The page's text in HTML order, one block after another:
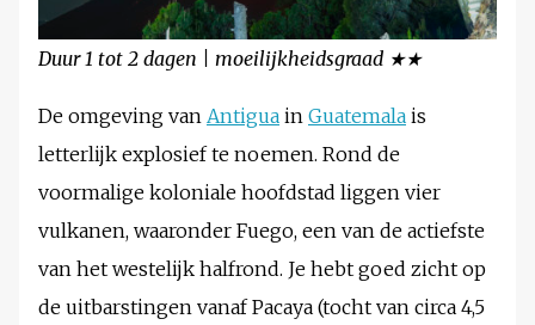
Duur 1 tot 2 dagen | moeilijkheidsgraad ★★
De omgeving van Antigua in Guatemala is
letterlijk explosief te noemen. Rond de
voormalige koloniale hoofdstad liggen vier
vulkanen, waaronder Fuego, een van de actiefste
van het westelijk halfrond. Je hebt goed zicht op
de uitbarstingen vanaf Pacaya (tocht van circa 4,5